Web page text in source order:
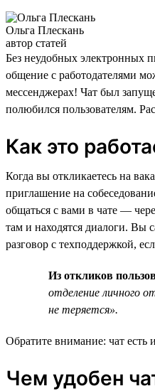
Ольга Плескань
автор статей
Без неудобных электронных
общение с работодателями
мессенджерах! Чат был
полюбился пользователям.
Как это
Когда вы откликаетесь на
приглашение на
общаться с вами в чате —
там и находятся диалоги. Вы
разговор с техподдержкой,
Из откликов
отделение личного
не теряется».
Обратите внимание: чат есть
Чем удобен